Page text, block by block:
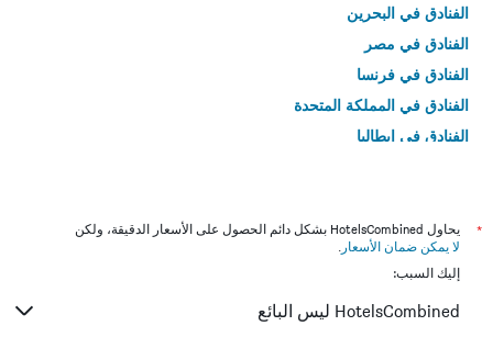
الفنادق في البحرين
الفنادق في مصر
الفنادق في فرنسا
الفنادق في المملكة المتحدة
الفنادق في إيطاليا
*
يحاول HotelsCombined بشكل دائم الحصول على الأسعار الدقيقة، ولكن
لا يمكن ضمان الأسعار .
إليك السبب:
HotelsCombined ليس البائع